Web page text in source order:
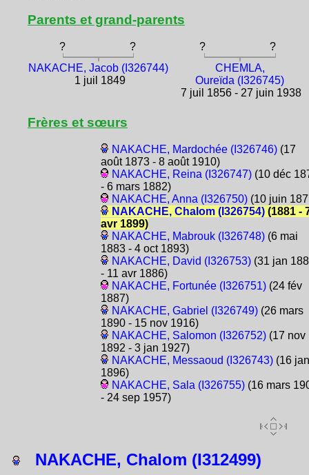
Parents et grand-parents
? ? ?
?
NAKACHE, Jacob (I326744)
1 juil 1849
CHEMLA,
Oureïda (I326745)
7 juil 1856 - 27 juin 1938
Frères et sœurs
NAKACHE, Mardochée (I326746)(17
août 1873 - 8 août 1910)
NAKACHE, Reina (I326747)(10 déc
- 6 mars 1882)
NAKACHE, Anna (I326750)(10 juin
NAKACHE, Chalom (I326754)(1881 -
avr 1899)
NAKACHE, Mabrouk (I326748)(6 mai
1883 - 4 oct 1893)
NAKACHE, David (I326753)(31 jan
- 11 avr 1886)
NAKACHE, Fortunée (I326751)(24 fév
1887)
NAKACHE, Gabriel (I326749)(26 mars
1890 - 15 nov 1916)
NAKACHE, Salomon (I326752)(17 nov
1892 - 3 jan 1927)
NAKACHE, Messaoud (I326743)(16 jan
1896)
NAKACHE, Sala (I326755)(16 mars
- 24 sep 1957)
NAKACHE, Chalom (I312499)